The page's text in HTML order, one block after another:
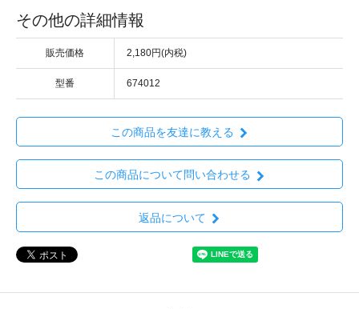
その他の詳細情報
販売価格 2,180円(内税)
型番 674012
この商品を友達に教える
この商品について問い合わせる
返品について